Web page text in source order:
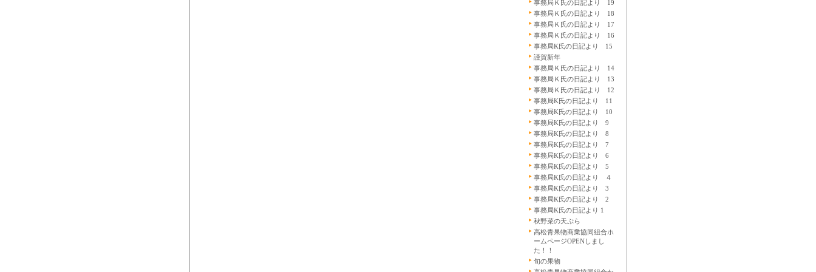
事務局Ｋ氏の日記より 19
事務局Ｋ氏の日記より 18
事務局Ｋ氏の日記より 17
事務局Ｋ氏の日記より 16
事務局K氏の日記より 15
謹賀新年
事務局Ｋ氏の日記より 14
事務局Ｋ氏の日記より 13
事務局Ｋ氏の日記より 12
事務局K氏の日記より 11
事務局K氏の日記より 10
事務局K氏の日記より 9
事務局K氏の日記より 8
事務局K氏の日記より 7
事務局K氏の日記より 6
事務局K氏の日記より 5
事務局K氏の日記より ４
事務局K氏の日記より 3
事務局K氏の日記より 2
事務局K氏の日記より 1
秋野菜の天ぷら
高松青果物商業協同組合ホ
ームページOPENしまし
た！！
旬の果物